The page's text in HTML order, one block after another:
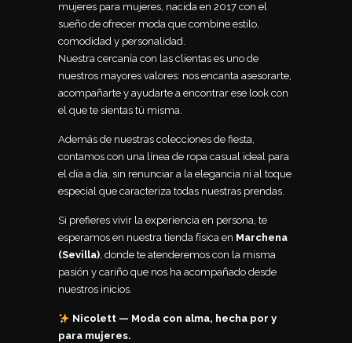
mujeres para mujeres, nacida en 2017 con el
sueño de ofrecer moda que combine estilo,
comodidad y personalidad.
Nuestra cercanía con las clientas es uno de
nuestros mayores valores: nos encanta asesorarte,
acompañarte y ayudarte a encontrar ese look con
el que te sientas tú misma.
Además de nuestras colecciones de fiesta,
contamos con una línea de ropa casual ideal para
el día a día, sin renunciar a la elegancia ni al toque
especial que caracteriza todas nuestras prendas.
Si prefieres vivir la experiencia en persona, te
esperamos en nuestra tienda física en Marchena
(Sevilla), donde te atenderemos con la misma
pasión y cariño que nos ha acompañado desde
nuestros inicios.
Nicolett — Moda con alma, hecha por y
para mujeres.